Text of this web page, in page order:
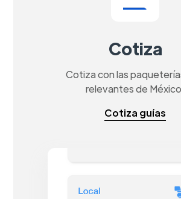
Cotiza
Cotiza con las
relevantes de
Cotiza guías